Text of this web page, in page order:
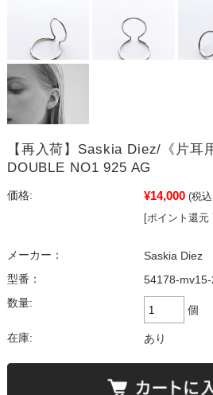
【再入荷】Saskia Diez/《片耳
DOUBLE NO1 925 AG
価格: ¥14,000 (税
[ポイント還元
メーカー：
Saskia Diez
型番：
54178-
数量:
個
在庫: あり